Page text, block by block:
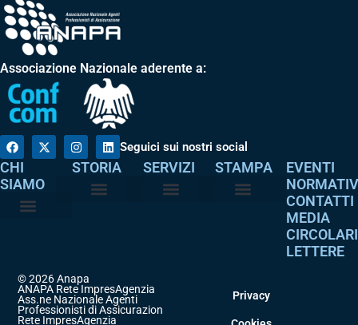
Associazione Nazionale aderente a:
Seguici sui nostri social
CHI
SIAMO
STORIA SERVIZI STAMPA
EVENTI
CONTATTI
MEDIA
CIRCOLARI
LETTERE
© 2026 Anapa
ANAPA Rete ImpresAgenzia
Ass.ne Nazionale Agenti
Professionisti di Assicurazione
Rete ImpresAgenzia
Privacy